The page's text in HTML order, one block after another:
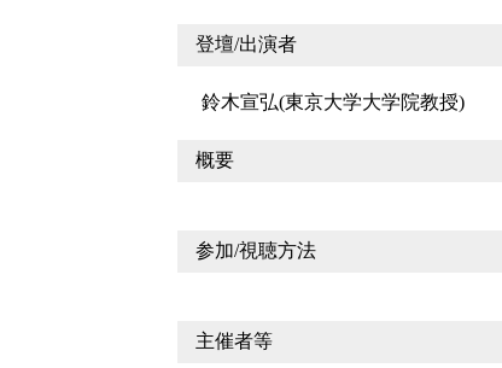
登壇/出演者
鈴木宣弘(東京大学大学院教授)
概要
参加/視聴方法
主催者等